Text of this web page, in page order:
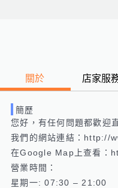
關於 店家服
簡歷
您好，有任何問題都歡迎
我們的網站連結：http://
在Google Map上查看
營業時間：
星期一: 07:30 – 21:00